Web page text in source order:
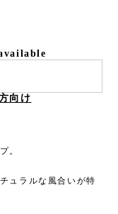
向け
。
ュラルな風合いが特